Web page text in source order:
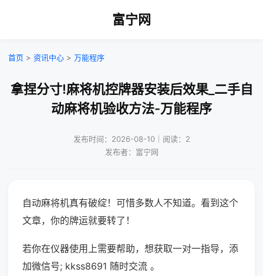
富宁网
首页 > 资讯中心 > 万能程序
拿捏分寸!麻将机控牌器安装后效果_二手自
动麻将机验收方法-万能程序
发布时间：2026-08-10｜阅读：2
发布者：富宁网
自动麻将机真有破绽！可惜多数人不知道。看到这个
文章，你的牌运就要转了！
若你在仪器使用上需要帮助，想获取一对一指导，添
加微信号; kkss8691 随时交流 。